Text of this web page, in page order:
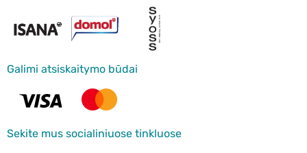
Galimi atsiskaitymo būdai
Sekite mus socialiniuose tinkluose